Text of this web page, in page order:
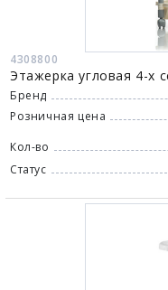
4308800
Этажерка угловая 4-х
Бренд
Розничная цена
Кол-во
Статус